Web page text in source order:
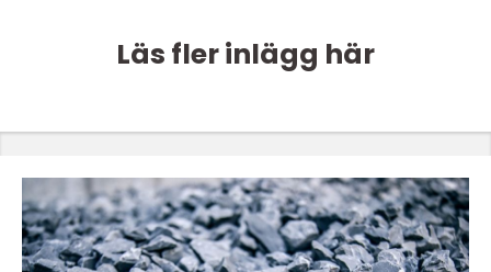
Läs fler inlägg här